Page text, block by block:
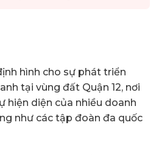
hình cho sự phát triển
tại vùng đất Quận 12, nơi
hiện diện của nhiều doanh
như các tập đoàn đa quốc